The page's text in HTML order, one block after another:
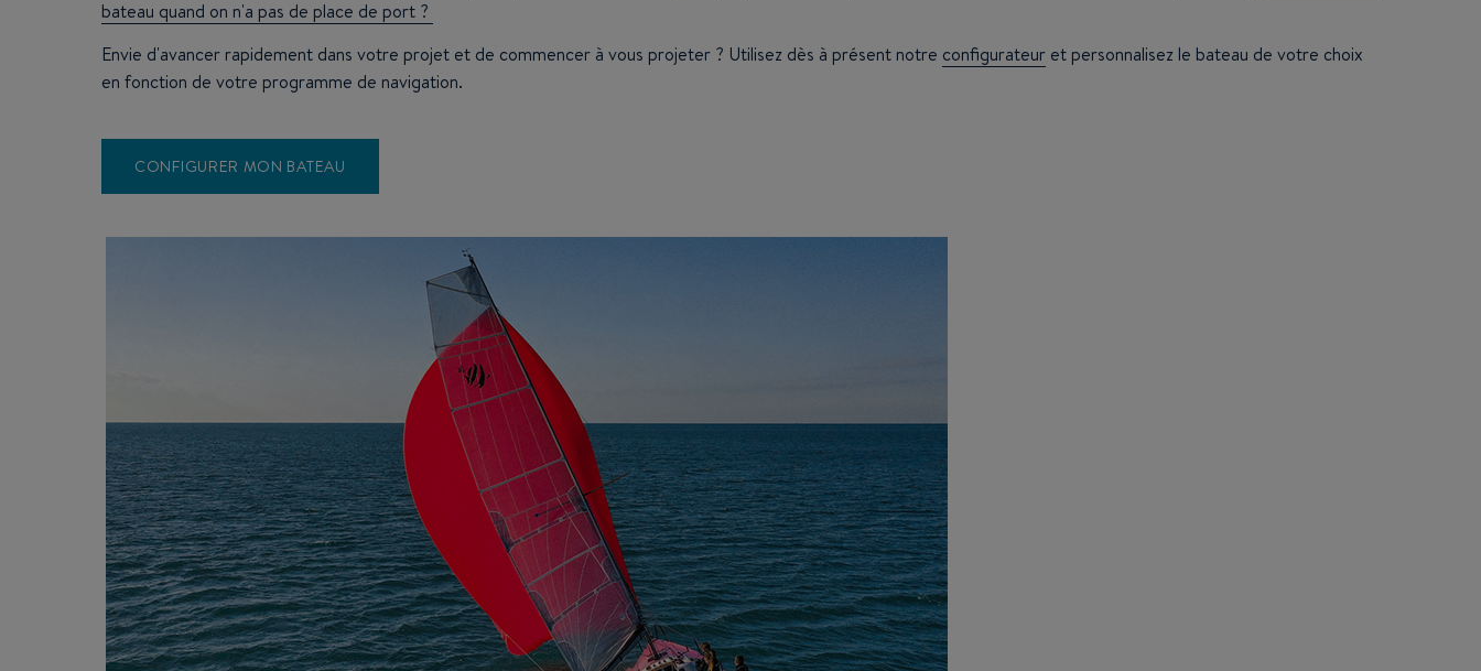
bateau quand on n'a pas de place de port ?
Envie d'avancer rapidement dans votre projet et de commencer à vous projeter ? Utilisez dès à présent notre configurateur et personnalisez le bateau de votre choix
en fonction de votre programme de navigation.
CONFIGURER MON BATEAU